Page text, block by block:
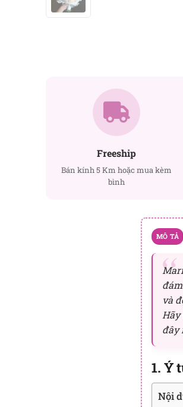
Freeship
Bán kính 5 Km hoặc mua kèm
bình
MÔ TẢ
và
đây
1. Ý
Nội